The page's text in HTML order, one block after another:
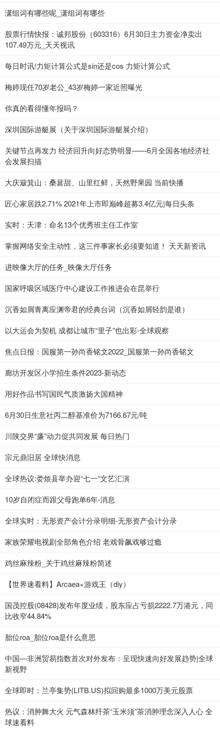
潇组词有哪些呢_潇组词有哪些
股票行情快报：诚邦股份（603316）6月30日主力资金净卖出
107.49万元_天天视讯
每日时讯!力矩计算公式是sin还是cos 力矩计算公式
梅婷现任70岁老公_43岁梅婷一家近照曝光
你真的看得懂年报吗？
深圳国际游艇展（关于深圳国际游艇展介绍）
关键节点再发力 经济回升向好态势明显——6月全国各地经济社
会发展扫描
大庆簸箕山：桑葚甜、山里红鲜，天然野果园 当前快播
匠心家居跌2.71% 2021年上市即巅峰超募3.4亿元|每日头条
实时：天津：命名13个优秀班主任工作室
掌握网络安全主动性，这三件事家长必须要知道！ 天天新资讯
进映像大厅的任务_映像大厅任务
国家呼吸区域医疗中心建设工作推进会在昆举行
沉香如屑青离应渊帝君的经典台词（沉香如屑轻韵是谁）
以大运会为契机 成都让城市“里子”也出彩-全球观察
焦点日报：国服第一孙尚香铭文2022_国服第一孙尚香铭文
廊坊开发区小学招生条件2023-新动态
用好作品书写国民气质激扬大国精神
6月30日生意社丙二醇基准价为7166.67元/吨
川陕交界“廉”动力促共同发展 每日热门
宗元鼎旧居 全球快消息
全球热议:娄烦县举办迎“七一”文艺汇演
10岁自闭症而跟父母跑单6年-消息
全球实时：无形资产会计分录明细-无形资产会计分录
家族荣耀电视剧全部角色介绍 老戏骨飙戏够过瘾
鸡丝麻辣粉_关于鸡丝麻辣粉简述
【世界速看料】Arcaea×游戏王（diy）
国茂控股(08428)发布年度业绩，股东应占亏损2222.7万港元，同
比收窄44.84%
胎位roa_胎位roa是什么意思
中国—非洲贸易指数首次对外发布：呈现快速向好发展趋势|全球
新视野
全球即时：兰亭集势(LITB.US)拟回购最多1000万美元股票
热议：消肿舞大火 元气森林纤茶“玉米须”茶消肿理念深入人心 全
球速看料